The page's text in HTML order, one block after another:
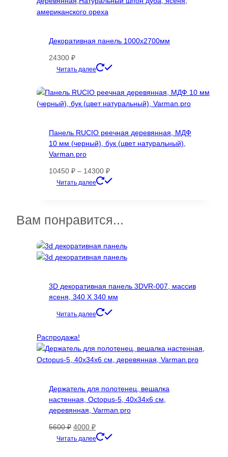
Декоративная панель 1000х2700мм
24300 ₽
Читать далее
имеет
несколько
можно
выбрать
Панель RUCIO реечная деревянная, МДФ
10 мм (черный), бук (цвет натуральный),
Varman.pro
10450 ₽ – 14300 ₽Диапазон
цен:
14300 ₽
Читать далее
вариаций.
можно
выбрать
странице
Вам понравится...
3D декоративная панель 3DVR-007, массив
ясеня, 340 Х 340 мм
Читать далее
Распродажа!
Держатель для полотенец, вешалка
настенная, Octopus-5, 40х34х6 cм,
деревянная, Varman.pro
5600₽ Первоначальная
цена
4000 ₽Текущая
цена:
Читать далее